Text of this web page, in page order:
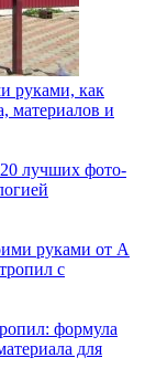
руками, как
материалов и
лучших фото-
руками от А
с
формула
для